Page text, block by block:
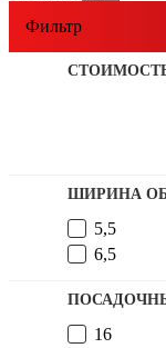
Фильтр
ШИРИНА
5,5
6,5
16